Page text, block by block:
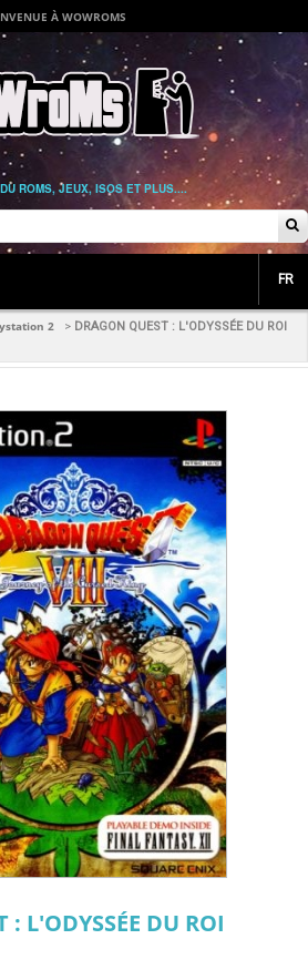
À WOWROMS
ROMS, JEUX, ISOS ET PLUS....
FR
2 > DRAGON QUEST : L'ODYSSÉE DU ROI
: L'ODYSSÉE DU ROI